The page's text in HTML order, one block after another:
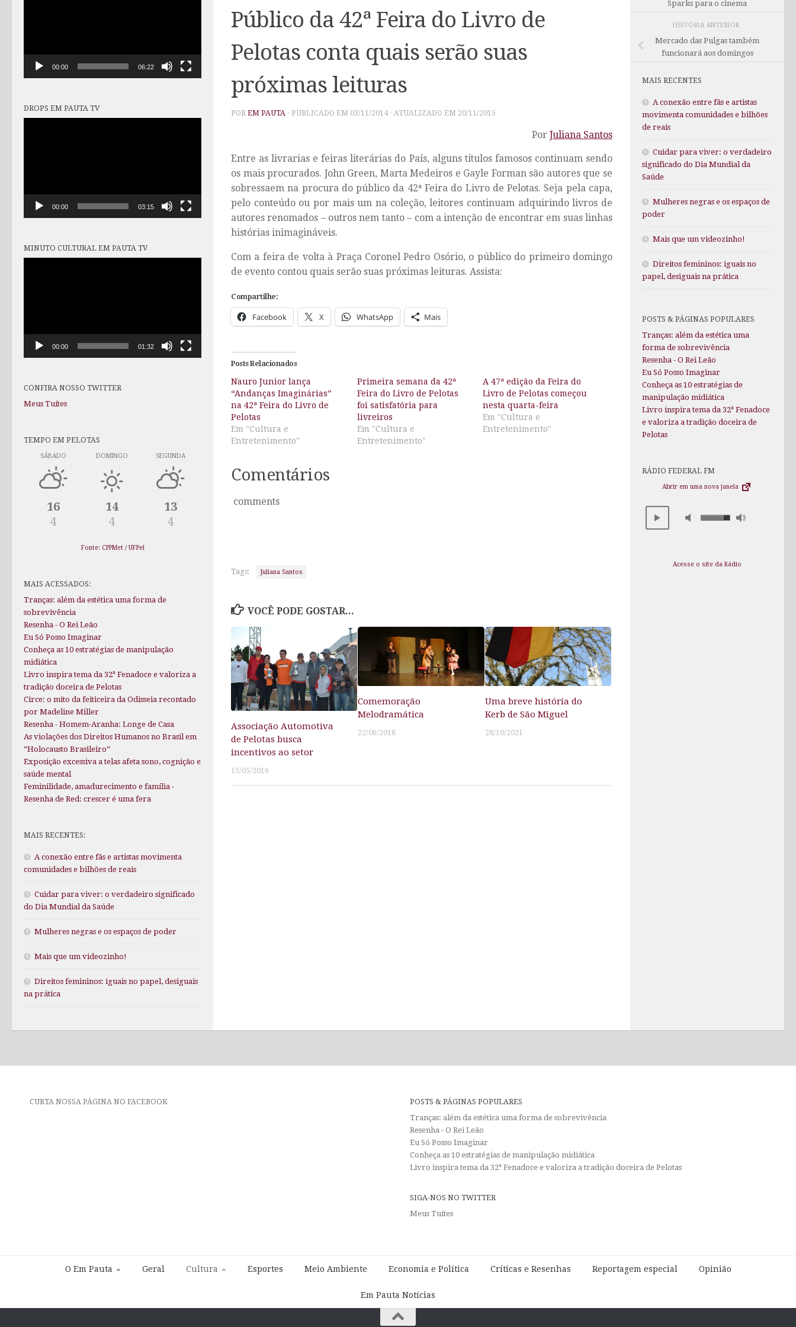
Público da 42ª Feira do Livro de
Pelotas conta quais serão suas
próximas leituras
POR EM PAUTA · PUBLICADO EM 03/11/2014· ATUALIZADO EM 20/11/2015
Por Juliana Santos
Entre as livrarias e feiras literárias do País, alguns títulos famosos continuam sendo
os mais procurados. John Green, Marta Medeiros e Gayle Forman são autores que se
sobressaem na procura do público da 42ª Feira do Livro de Pelotas. Seja pela capa,
pelo conteúdo ou por mais um na coleção, leitores continuam adquirindo livros de
autores renomados – outros nem tanto – com a intenção de encontrar em suas linhas
histórias inimagináveis.
Com a feira de volta à Praça Coronel Pedro Osório, o público do primeiro domingo
de evento contou quais serão suas próximas leituras. Assista:
Compartilhe:
Facebook X WhatsApp Mais
Posts Relacionados
Nauro Junior lança
“Andanças Imaginárias”
na 42ª Feira do Livro de
Pelotas
Em "Cultura e
Entretenimento"
Primeira semana da 42ª
Feira do Livro de Pelotas
foi satisfatória para
livreiros
Em "Cultura e
Entretenimento"
A 47ª edição da Feira do
Livro de Pelotas começou
nesta quarta-feira
Em "Cultura e
Entretenimento"
Comentários
comments
Tags: Juliana Santos
VOCÊ PODE GOSTAR...
Associação Automotiva
de Pelotas busca
incentivos ao setor
15/05/2016
Comemoração
Melodramática
22/06/2018
Uma breve história do
Kerb de São Miguel
28/10/2021
00:00 06:22
DROPS EM PAUTA TV
00:00 03:15
MINUTO CULTURAL EM PAUTA TV
00:00 01:32
CONFIRA NOSSO TWITTER
Meus Tuítes
TEMPO EM PELOTAS
SÁBADO
16
4
DOMINGO
14
4
SEGUNDA
13
4
Fonte: CPPMet / UFPel
MAIS ACESSADOS:
Tranças: além da estética uma forma de
sobrevivência
Resenha - O Rei Leão
Eu Só Posso Imaginar
Conheça as 10 estratégias de manipulação
midiática
Livro inspira tema da 32ª Fenadoce e valoriza a
tradição doceira de Pelotas
Circe: o mito da feiticeira da Odisseia recontado
por Madeline Miller
Resenha - Homem-Aranha: Longe de Casa
As violações dos Direitos Humanos no Brasil em
“Holocausto Brasileiro”
Exposição excessiva a telas afeta sono, cognição e
saúde mental
Feminilidade, amadurecimento e família -
Resenha de Red: crescer é uma fera
MAIS RECENTES:
A conexão entre fãs e artistas movimenta
comunidades e bilhões de reais
Cuidar para viver: o verdadeiro significado
do Dia Mundial da Saúde
Mulheres negras e os espaços de poder
Mais que um videozinho!
Direitos femininos: iguais no papel, desiguais
na prática
Sparks para o cinema
HISTÓRIA ANTERIOR
Mercado das Pulgas também
funcionará aos domingos
MAIS RECENTES
A conexão entre fãs e artistas
movimenta comunidades e bilhões
de reais
Cuidar para viver: o verdadeiro
significado do Dia Mundial da
Saúde
Mulheres negras e os espaços de
poder
Mais que um videozinho!
Direitos femininos: iguais no
papel, desiguais na prática
POSTS & PÁGINAS POPULARES
Tranças: além da estética uma
forma de sobrevivência
Resenha - O Rei Leão
Eu Só Posso Imaginar
Conheça as 10 estratégias de
manipulação midiática
Livro inspira tema da 32ª Fenadoce
e valoriza a tradição doceira de
Pelotas
RÁDIO FEDERAL FM
Abrir em uma nova janela
Acesse o site da Rádio
CURTA NOSSA PÁGINA NO FACEBOOK
POSTS & PÁGINAS POPULARES
Tranças: além da estética uma forma de sobrevivência
Resenha - O Rei Leão
Eu Só Posso Imaginar
Conheça as 10 estratégias de manipulação midiática
Livro inspira tema da 32ª Fenadoce e valoriza a tradição doceira de Pelotas
SIGA-NOS NO TWITTER
Meus Tuítes
O Em Pauta Geral Cultura Esportes Meio Ambiente Economia e Política Críticas e Resenhas Reportagem especial Opinião
Em Pauta Notícias